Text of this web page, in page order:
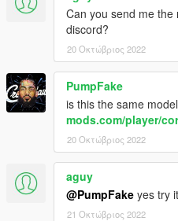
Can you send me
discord?
20 Οκτώβριος 2022
PumpFake
is this the same
mods.com/player/
20 Οκτώβριος 2022
aguy
@PumpFake yes try it
21 Οκτώβριος 2022